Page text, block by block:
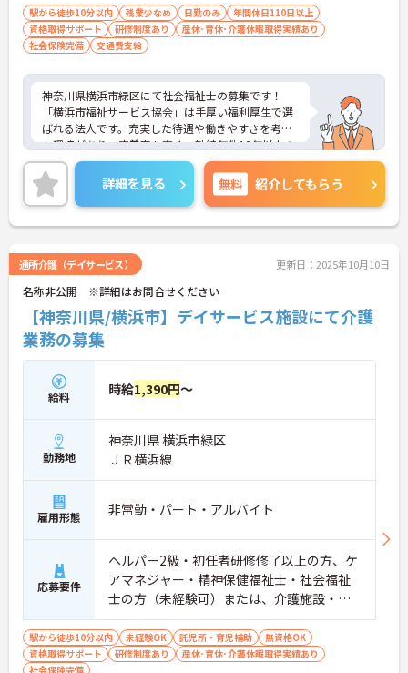
駅から徒歩10分以内 残業少なめ 日勤のみ
年間休日110日以上
資格取得サポート
研修制度あり
産休･育休･介護休暇取得実績あり
社会保険完備
交通費支給
神奈川県横浜市緑区にて社会福祉士の募集です！
「横浜市福祉サービス協会」は手厚い福利厚生で選
ばれる法人です。充実した待遇や働きやすさを考え
た環境があり、定着率も高く、勤続年数10年以上の
社員が多数活躍しています。リフレッシュ休暇や1時
間単位の有給も職員がお互いに協力しあってこの制
度を活用しています。働きやすい環境を皆で作ろう
という文化がございます。
年間休日120日なのでお休みも多めに加え、残業少
きます◎ご興味ある方には、面接対策ポイントな
ど、さらに詳細をお話しいたしますのでお気軽にご
相談ください！
詳細を見る 無料 紹介してもらう
通所介護（デイサービス） 更新日：2025年10月10日
名称非公開 ※詳細はお問合せください
【神奈川県/横浜市】デイサービス施設にて介護
業務の募集
給料 時給1,390円～
勤務地
神奈川県 横浜市緑区
ＪＲ横浜線
雇用形態 非常勤・パート・アルバイト
応募要件
ヘルパー2級・初任者研修修了以上の方、ケ
アマネジャー・精神保健福祉士・社会福祉
士の方（未経験可）または、介護施設・病
院等にて実務経験6カ月以上の方 ※土曜祝日
に月2回程度勤務出来る方
駅から徒歩10分以内 未経験OK 託児所・育児補助
無資格OK
資格取得サポート
研修制度あり
産休･育休･介護休暇取得実績あり
社会保険完備